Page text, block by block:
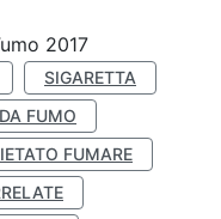
2017
SIGARETTA
FUMO
FUMARE